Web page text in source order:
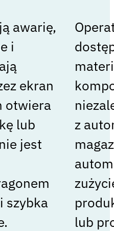
awarię,
i
ekran
otwiera
lub
jest
szybka
z
lub